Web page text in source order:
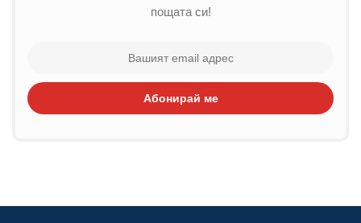
пощата си!
Абонирай ме